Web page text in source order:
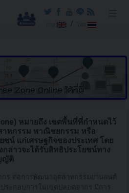
/ ไทย
หมายถึง เขตพื้นที่ที่กำหนดไว้
าหกรรม พาณิชยกรรม หรือ
ชน์ แก่เศรษฐกิจของประเทศ โดย
กล่าวจะได้รับสิทธิประโยชน์ทาง
ญัติ